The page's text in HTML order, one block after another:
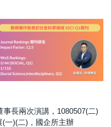
事長兩次演講，1080507(二)
一)(二)，國企所主辦